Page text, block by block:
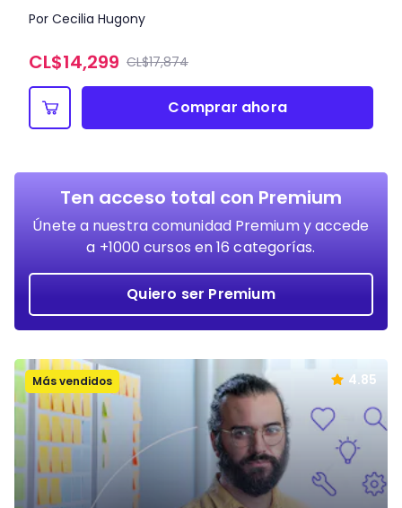
Por Cecilia Hugony
CL$14,299 CL$17,874
Comprar ahora
Ten acceso total con Premium
Únete a nuestra comunidad Premium y accede
a +1000 cursos en 16 categorías.
Quiero ser Premium
Más vendidos 4.85